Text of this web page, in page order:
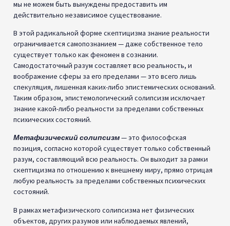
мы не можем быть вынуждены предоставить им
действительно независимое существование.
В этой радикальной форме скептицизма знание реальности
ограничивается самопознанием — даже собственное тело
существует только как феномен в сознании.
Самодостаточный разум составляет всю реальность, и
воображение сферы за его пределами — это всего лишь
спекуляция, лишенная каких-либо эпистемических оснований.
Таким образом, эпистемологический солипсизм исключает
знание какой-либо реальности за пределами собственных
психических состояний.
Метафизический солипсизм— это философская
позиция, согласно которой существует только собственный
разум, составляющий всю реальность. Он выходит за рамки
скептицизма по отношению к внешнему миру, прямо отрицая
любую реальность за пределами собственных психических
состояний.
В рамках метафизического солипсизма нет физических
объектов, других разумов или наблюдаемых явлений,